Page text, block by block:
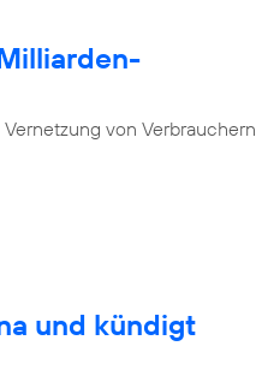
von Verbrauchern
und kündigt